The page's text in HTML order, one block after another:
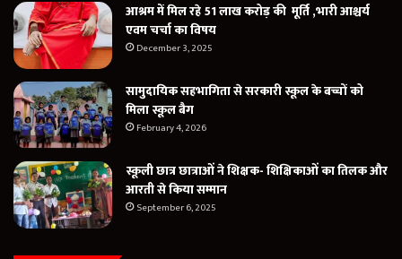
आश्रम में मिल रहे 51 लाख करोड़ की मूर्ति ,भारी आश्चर्य
एवम चर्चा का विषय
December 3, 2025
सामुदायिक सहभागिता से सरकारी स्कूल के बच्चों को
मिला स्कूल बैग
February 4, 2026
स्कूली छात्र छात्राओं ने शिक्षक- शिक्षिकाओं का तिलक और
आरती से किया सम्मान
September 6, 2025